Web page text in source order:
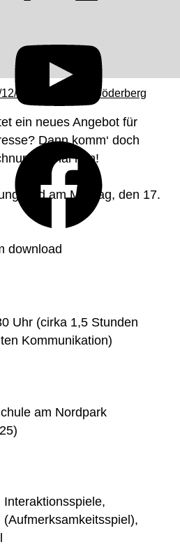
2018 Sven Söderberg
ein neues Angebot für
Dann komm‘ doch
mal rein!
wird am Montag, den 17.
download
Uhr (cirka 1,5 Stunden
Kommunikation)
am Nordpark